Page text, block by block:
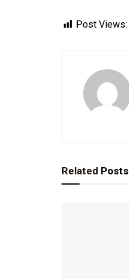
Post Views:
Related Posts